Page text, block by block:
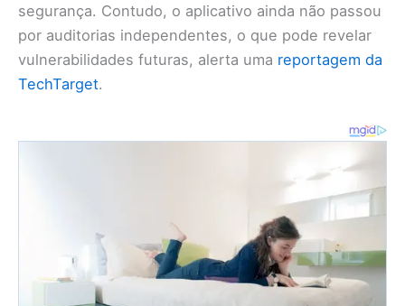
segurança. Contudo, o aplicativo ainda não passou
por auditorias independentes, o que pode revelar
vulnerabilidades futuras, alerta uma reportagem da
TechTarget.